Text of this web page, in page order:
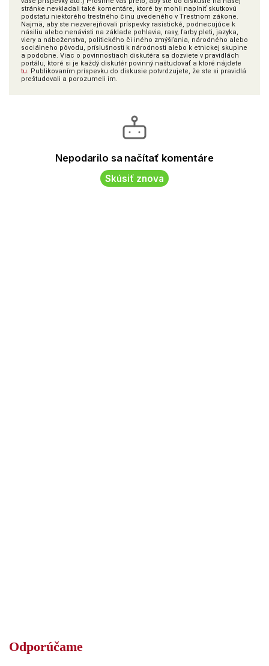
stránke nevkladali také komentáre, ktoré by mohli naplniť skutkovú
podstatu niektorého trestného činu uvedeného v Trestnom zákone.
Najmä, aby ste nezverejňovali príspevky rasistické, podnecujúce k
násiliu alebo nenávisti na základe pohlavia, rasy, farby pleti, jazyka,
viery a náboženstva, politického či iného zmýšľania, národného alebo
sociálneho pôvodu, príslušnosti k národnosti alebo k etnickej skupine
a podobne. Viac o povinnostiach diskutéra sa dozviete v pravidlách
portálu, ktoré si je každý diskutér povinný naštudovať a ktoré nájdete
tu. Publikovaním príspevku do diskusie potvrdzujete, že ste si pravidlá
preštudovali a porozumeli im.
Odporúčame